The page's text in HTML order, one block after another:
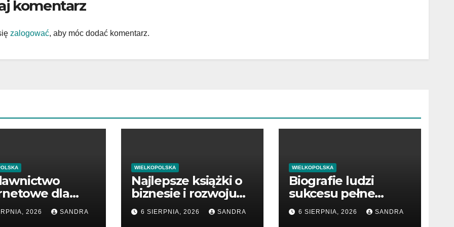
komentarz
zalogować, aby móc dodać komentarz.
dla
wiedzy
2026 SANDRA
WIELKOPOLSKA
Najlepsze książki o
biznesie i rozwoju
firmy
6 SIERPNIA, 2026 SANDRA
WIELKOPOLSKA
Biografie ludzi
sukcesu pełne
cennych lekcji
6 SIERPNIA, 2026 SANDRA